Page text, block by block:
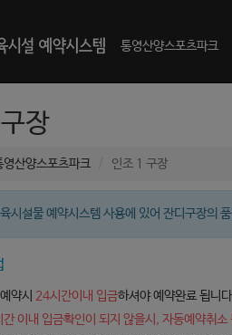
통영산양스포츠파크
장
영산양스포츠파크 인조 1 구장
시설물 예약시스템 사용에 있어 잔디구장의
약시 24시간이내 입금하셔야 예약완료 됩니
이내 입금확인이 되지 않을시, 자동예약취소